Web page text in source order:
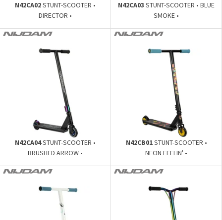
N42CA02STUNT-SCOOTER •
DIRECTOR •
N42CA03 STUNT-SCOOTER • BLUE
SMOKE •
N42CA04STUNT-SCOOTER •
BRUSHED ARROW •
N42CB01STUNT-SCOOTER •
NEON FEELIN' •